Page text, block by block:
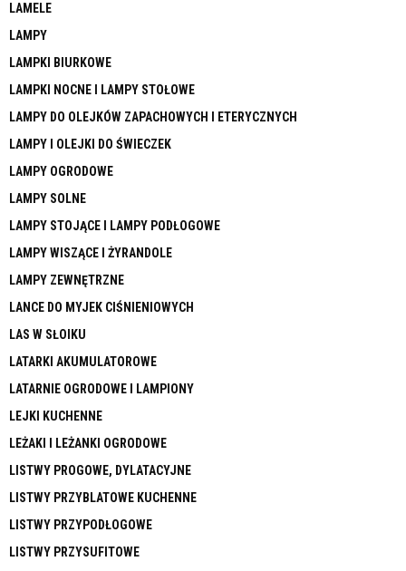
LAMELE
LAMPY
LAMPKI BIURKOWE
LAMPKI NOCNE I LAMPY STOŁOWE
LAMPY DO OLEJKÓW ZAPACHOWYCH I ETERYCZNYCH
LAMPY I OLEJKI DO ŚWIECZEK
LAMPY OGRODOWE
LAMPY SOLNE
LAMPY STOJĄCE I LAMPY PODŁOGOWE
LAMPY WISZĄCE I ŻYRANDOLE
LAMPY ZEWNĘTRZNE
LANCE DO MYJEK CIŚNIENIOWYCH
LAS W SŁOIKU
LATARKI AKUMULATOROWE
LATARNIE OGRODOWE I LAMPIONY
LEJKI KUCHENNE
LEŻAKI I LEŻANKI OGRODOWE
LISTWY PROGOWE, DYLATACYJNE
LISTWY PRZYBLATOWE KUCHENNE
LISTWY PRZYPODŁOGOWE
LISTWY PRZYSUFITOWE